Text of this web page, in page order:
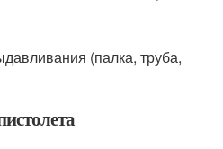
(палка, труба,